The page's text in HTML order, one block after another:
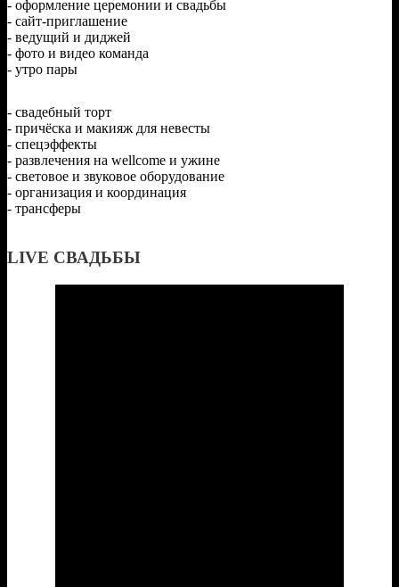
- оформление церемонии и свадьбы
- сайт-приглашение
- ведущий и диджей
- фото и видео команда
- утро пары
- свадебный торт
- причёска и макияж для невесты
- спецэффекты
- развлечения на wellcome и ужине
- световое и звуковое оборудование
- организация и координация
- трансферы
LIVE СВАДЬБЫ